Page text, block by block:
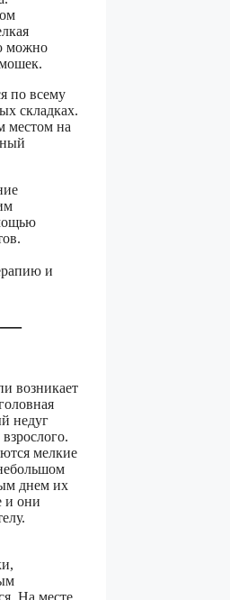
можно
по всему
складках.
местом на
и
—
возникает
недуг
мелкие
днем их
и они